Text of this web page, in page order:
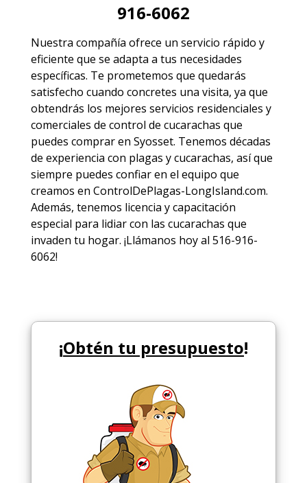
916-6062
Nuestra compañía ofrece un servicio rápido y
eficiente que se adapta a tus necesidades
específicas. Te prometemos que quedarás
satisfecho cuando concretes una visita, ya que
obtendrás los mejores servicios residenciales y
comerciales de control de cucarachas que
puedes comprar en Syosset. Tenemos décadas
de experiencia con plagas y cucarachas, así que
siempre puedes confiar en el equipo que
creamos en ControlDePlagas-LongIsland.com.
Además, tenemos licencia y capacitación
especial para lidiar con las cucarachas que
invaden tu hogar. ¡Llámanos hoy al 516-916-
6062!
¡Obtén tu presupuesto!